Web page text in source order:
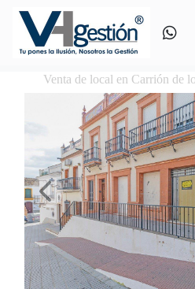
Venta de local en Carrión de